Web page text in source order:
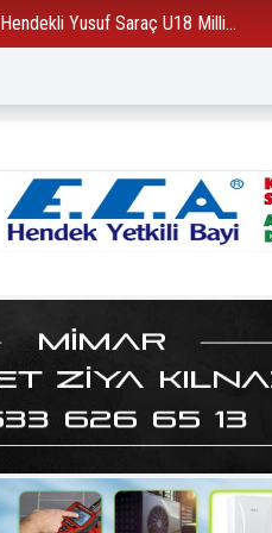
Hendekli Yusuf Saraç U18 Milli...